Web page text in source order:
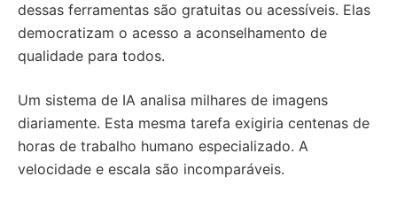
dessas ferramentas são gratuitas ou acessíveis. Elas
democratizam o acesso a aconselhamento de
qualidade para todos.
Um sistema de IA analisa milhares de imagens
diariamente. Esta mesma tarefa exigiria centenas de
horas de trabalho humano especializado. A
velocidade e escala são incomparáveis.